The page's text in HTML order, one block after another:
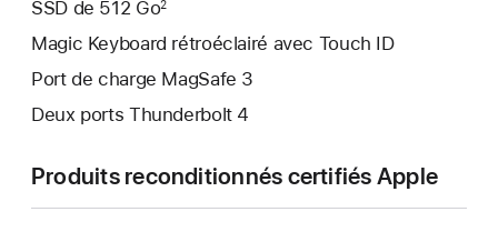
SSD de 512 Go2
Magic Keyboard rétroéclairé avec Touch ID
Port de charge MagSafe 3
Deux ports Thunderbolt 4
Produits reconditionnés certifiés Apple